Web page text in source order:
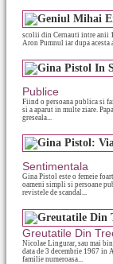
scolii din Cernauti intre anii
Aron Pumnul iar dupa acesta
Publice
Fiind o persoana publica si
si a aparut in multe ziare.
greseala...
Sentimentala
Gina Pistol este o femeie
oameni simpli si persoane
revistele de scandal...
Greutatile Din
Nicolae Lingurar, sau mai
data de 3 decembrie 1967 in
familie numeroasa...